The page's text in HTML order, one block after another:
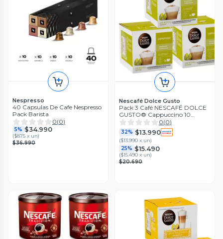
Nespresso
40 Capsulas De Cafe Nespresso
Pack Barista
0(0)
5% $34.990
($875 x un)
$36.990
Nescafé Dolce Gusto
Pack 3 Café NESCAFÉ DOLCE
GUSTO® Cappuccino 10
Cápsulas
0(0)
32% $13.990
($13.990 x un)
25% $15.490
($15.490 x un)
$20.690